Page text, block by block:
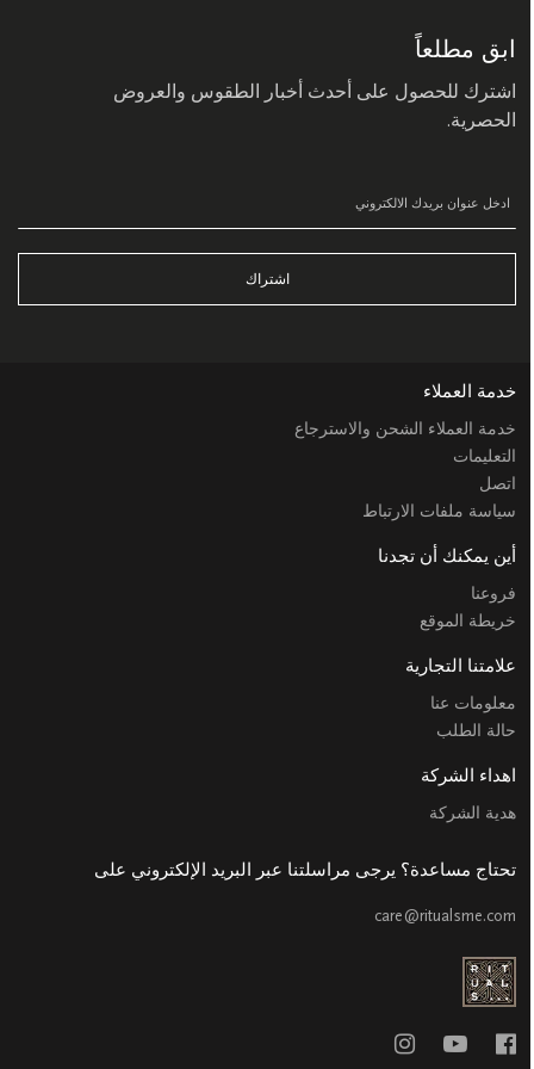
ابق مطلعاً
اشترك للحصول على أحدث أخبار الطقوس والعروض
الحصرية.
اشتراك
خدمة العملاء
خدمة العملاء الشحن والاسترجاع
التعليمات
اتصل
سياسة ملفات الارتباط
أين يمكنك أن تجدنا
فروعنا
خريطة الموقع
علامتنا التجارية
معلومات عنا
حالة الطلب
اهداء الشركة
هدية الشركة
تحتاج مساعدة؟ يرجى مراسلتنا عبر البريد الإلكتروني على
care@ritualsme.com